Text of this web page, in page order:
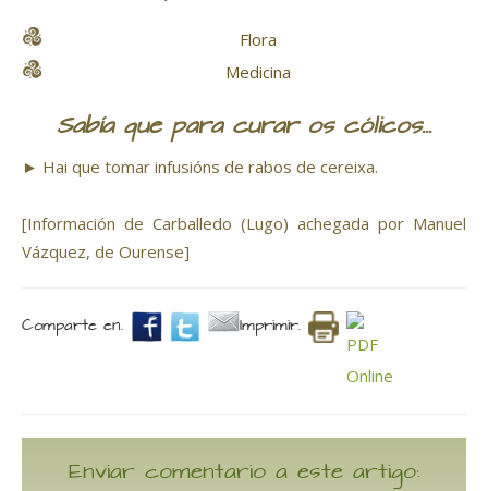
Flora
Medicina
Sabía que para curar os cólicos...
► Hai que tomar infusións de rabos de cereixa.
[Información de Carballedo (Lugo) achegada por Manuel
Vázquez, de Ourense]
Comparte en. Imprimir.
Enviar comentario a este artigo: